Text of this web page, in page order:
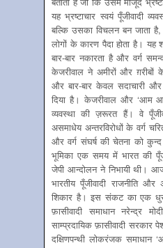
यह भ्रष्टाचार स्वयं पूँजीवादी
बल्कि उसका विचलन बन जाता
लोगों के कारण पैदा होता है। यह
बार-बार नकारता है और वर्ग
केजरीवाल ने अमीरों और ग़रीबों
और बार-बार केवल सदाचारी
दिया है। केजरीवाल और ‘आम
व्यवस्था की ज़रूरत हैं। वे
असमाधेय अन्तरविरोधों के वर्ग
और वर्ग संघर्ष की चेतना को
भूमिका एक समय में भारत की
जेपी आन्दोलन ने निभायी थी।
भारतीय पूँजीवादी राजनीति
शिकार है। इस संकट का एक धुर
फ़ासीवादी समाधान नरेन्द्र
साम्प्रदायिक फ़ासीवादी सरकार
दक्षिणपन्थी लोकरंजक समाधान